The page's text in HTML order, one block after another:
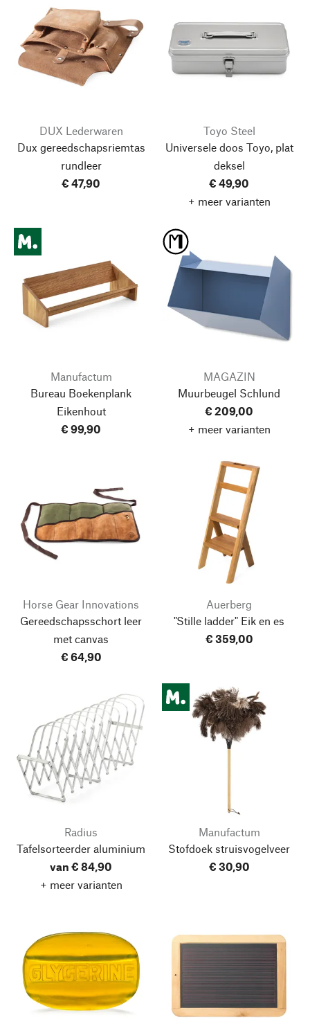
DUX Lederwaren
Dux gereedschapsriemtas
rundleer
€ 47,90
Toyo Steel
Universele doos Toyo, plat
deksel
€ 49,90
+ meer varianten
Manufactum
Bureau Boekenplank
Eikenhout
€ 99,90
MAGAZIN
Muurbeugel Schlund
€ 209,00
+ meer varianten
Horse Gear Innovations
Gereedschapsschort leer
met canvas
€ 64,90
Auerberg
"Stille ladder" Eik en es
€ 359,00
Radius
Tafelsorteerder aluminium
van € 84,90
+ meer varianten
Manufactum
Stofdoek struisvogelveer
€ 30,90